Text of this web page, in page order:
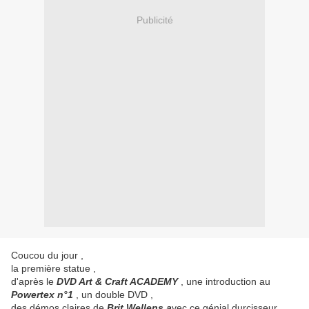
Publicité
Coucou du jour ,
la première statue ,
d'après le DVD Art & Craft ACADEMY
, une introduction au
Powertex n°1 , un double DVD ,